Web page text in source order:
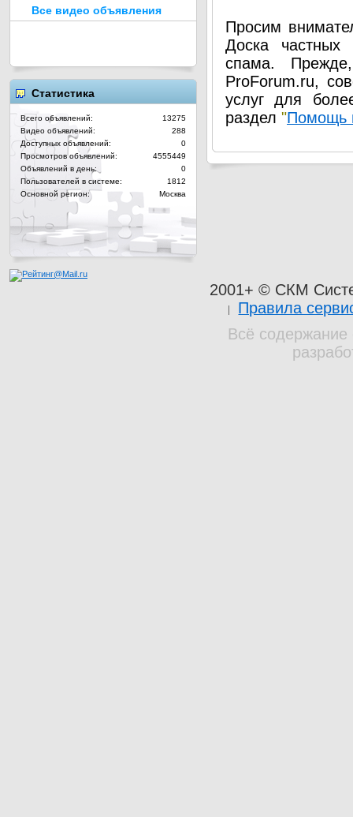
Просим
Доска частных
спама.
ProForum.ru,
услуг для
раздел "Помощь
Все видео объявления
Статистика
Всего объявлений:
13275
Видео объявлений:
288
Доступных объявлений:
0
Просмотров объявлений:
4555449
Объявлений в день:
0
Пользователей в системе:
1812
Основной регион:
Москва
2001+ © СКМ
Правила
Всё содержание